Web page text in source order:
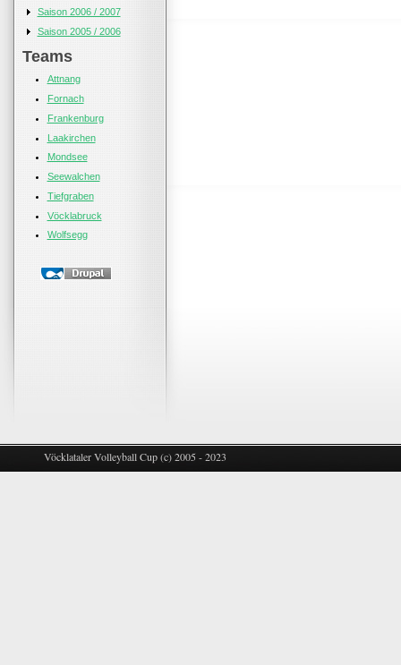
Saison 2006 / 2007
Saison 2005 / 2006
Teams
Attnang
Fornach
Frankenburg
Laakirchen
Mondsee
Seewalchen
Tiefgraben
Vöcklabruck
Wolfsegg
Vöcklataler Volleyball Cup (c) 2005 - 2023